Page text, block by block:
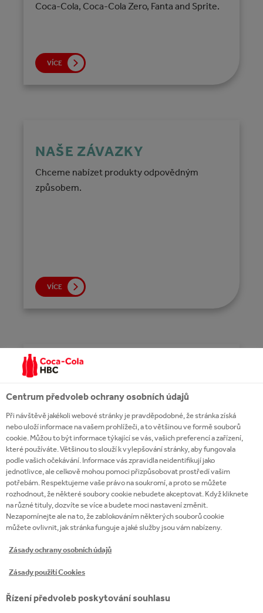
Coca‑Cola, Coca‑Cola Zero, Fanta and Sprite.
VÍCE
NAŠE ZÁVAZKY
Chceme nabízet produkty odpovědným
způsobem.
VÍCE
PŘEHLED ZNAČEK
Vyrábíme, prodáváme a distribuujeme široký
sortiment kvalitních nealkoholických nápojů,
jako je Coca Cola, Coca Cola Zero, Fanta, Sprite,
Kinley nebo Cappy.
VÍCE
WHAT WE DO
as one of the world's largest bottles for The Coca-
Cola Company, we are devoted to growing every
customer and delighting every consumer around
the clock.
Centrum předvoleb ochrany osobních údajů
Při návštěvě jakékoli webové stránky je pravděpodobné, že stránka získá
nebo uloží informace na vašem prohlížeči, a to většinou ve formě souborů
cookie. Můžou to být informace týkající se vás, vašich preferencí a zařízení,
které používáte. Většinou to slouží k vylepšování stránky, aby fungovala
podle vašich očekávání. Informace vás zpravidla neidentifikují jako
jednotlivce, ale celkově mohou pomoci přizpůsobovat prostředí vašim
potřebám. Respektujeme vaše právo na soukromí, a proto se můžete
rozhodnout, že některé soubory cookie nebudete akceptovat. Když kliknete
na různé tituly, dozvíte se více a budete moci nastavení změnit.
Nezapomínejte ale na to, že zablokováním některých souborů cookie
můžete ovlivnit, jak stránka funguje a jaké služby jsou vám nabízeny.
Zásady ochrany osobních údajů
Zásady použití Cookies
Řízení předvoleb poskytování souhlasu